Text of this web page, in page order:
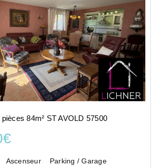
84m² ST AVOLD 57500
Ascenseur Parking / Garage